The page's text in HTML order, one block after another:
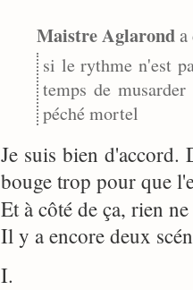
Maistre Aglarond
si le rythme n'est
temps de
péché mortel
Je suis bien d'accord.
bouge trop pour que
Et à côté de ça, rien
Il y a encore deux
I.